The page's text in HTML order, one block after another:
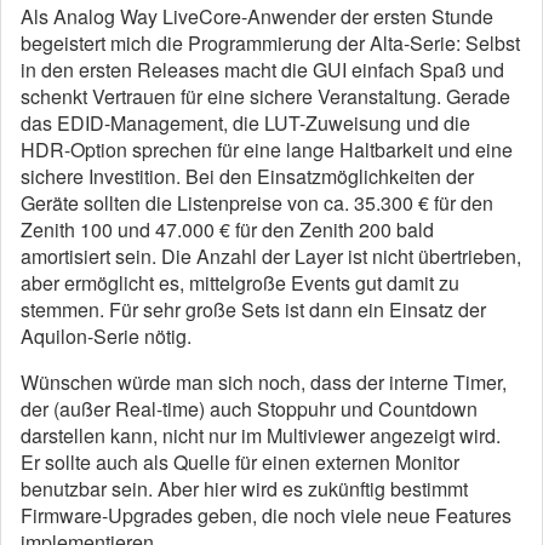
Als Analog Way LiveCore-Anwender der ersten Stunde
begeistert mich die Programmierung der Alta-Serie: Selbst
in den ersten Releases macht die GUI einfach Spaß und
schenkt Vertrauen für eine sichere Veranstaltung. Gerade
das EDID-Management, die LUT-Zuweisung und die
HDR-Option sprechen für eine lange Haltbarkeit und eine
sichere Investition. Bei den Einsatzmöglichkeiten der
Geräte sollten die Listenpreise von ca. 35.300 € für den
Zenith 100 und 47.000 € für den Zenith 200 bald
amortisiert sein. Die Anzahl der Layer ist nicht übertrieben,
aber ermöglicht es, mittelgroße Events gut damit zu
stemmen. Für sehr große Sets ist dann ein Einsatz der
Aquilon-Serie nötig.
Wünschen würde man sich noch, dass der interne Timer,
der (außer Real-time) auch Stoppuhr und Countdown
darstellen kann, nicht nur im Multiviewer angezeigt wird.
Er sollte auch als Quelle für einen externen Monitor
benutzbar sein. Aber hier wird es zukünftig bestimmt
Firmware-Upgrades geben, die noch viele neue Features